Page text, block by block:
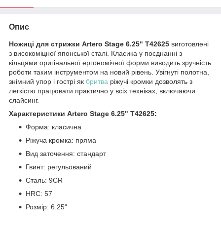
Опис
Ножиці для стрижки Artero Stage 6.25" T42625 виготовлені
з високоміцної японської сталі. Класика у поєднанні з
кільцями оригінальної ергономічної форми виводить зручність
роботи таким інструментом на новий рівень. Увігнуті полотна,
знімний упор і гострі як бритва ріжучі кромки дозволять з
легкістю працювати практично у всіх техніках, включаючи
слайсинг.
Характеристики Artero Stage 6.25" T42625:
Форма: класична
Ріжуча кромка: пряма
Вид заточення: стандарт
Гвинт: регульований
Сталь: 9CR
HRC: 57
Розмір: 6.25"